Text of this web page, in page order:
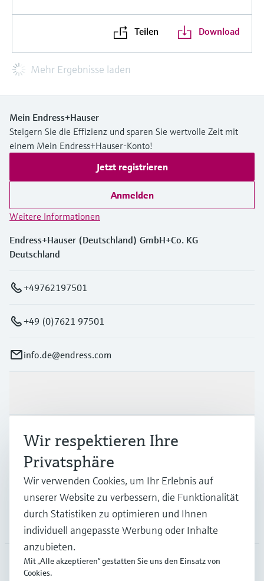
Teilen Download
EA Alteration with Display and
operating module DKX001
Englische Version - 03/2025
Andere Sprachen und Versionen
auswählen und Details anzeigen
Englische Version - 03/2024
EA Alteration Display module to
Display module with WLAN
Wir respektieren Ihre
Privatsphäre
Wir verwenden Cookies, um Ihr Erlebnis auf
unserer Website zu verbessern, die Funktionalität
durch Statistiken zu optimieren und Ihnen
individuell angepasste Werbung oder Inhalte
anzubieten.
Mit „Alle akzeptieren“ gestatten Sie uns den Einsatz von
Cookies.